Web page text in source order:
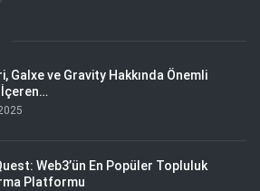
Galxe ve Gravity Hakkında Önemli
Web3’ün En Popüler Topluluk
Platformu